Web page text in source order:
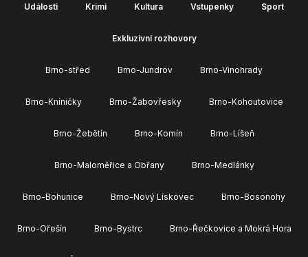
Události Krimi Kultura Vstupenky Sport
Exkluzivní rozhovory
Brno-střed Brno-Jundrov Brno-Vinohrady
Brno-Kníničky Brno-Žabovřesky Brno-Kohoutovice
Brno-Žebětín Brno-Komín Brno-Líšeň
Brno-Maloměřice a Obřany Brno-Medlánky
Brno-Bohunice Brno-Nový Lískovec Brno-Bosonohy
Brno-Ořešín Brno-Bystrc Brno-Řečkovice a Mokrá Hora